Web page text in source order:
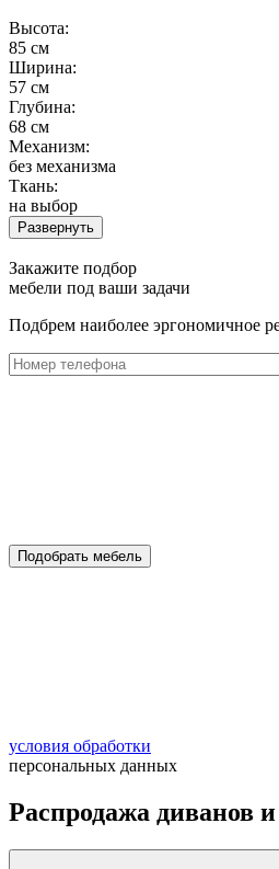
Высота:
85 см
Ширина:
57 см
Глубина:
68 см
Механизм:
без механизма
Ткань:
на выбор
Развернуть
Закажите подбор
мебели под ваши задачи
Подбрем наиболее эргономичное
Подобрать мебель
условия обработки
персональных данных
Распродажа диванов и